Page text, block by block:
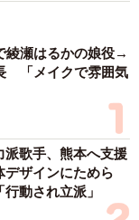
綾瀬はるかの娘役→
「メイクで雰囲気
派歌手、熊本へ支援
ザインにためら
動され立派」